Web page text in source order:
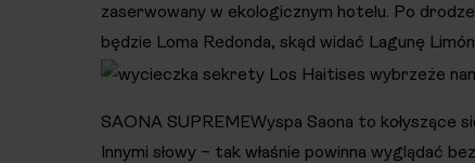
zaserwowany w ekologicznym hotelu. Po
będzie Loma Redonda, skąd widać Lagunę
SAONA SUPREMEWyspa Saona to kołyszące
Innymi słowy – tak właśnie powinna wyglądać